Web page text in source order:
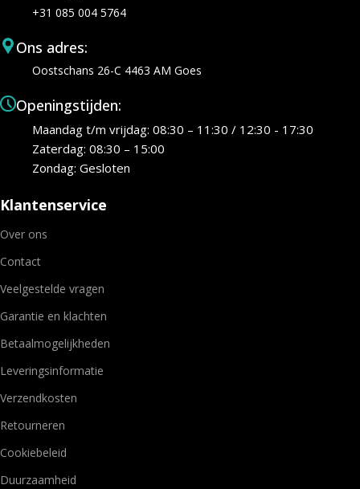
+31 085 004 5764
Ons adres:
Oostschans 26-C 4463 AM Goes
Openingstijden:
Maandag t/m vrijdag: 08:30 – 11:30 / 12:30 - 17:30
Zaterdag: 08:30 – 15:00
Zondag: Gesloten
Klantenservice
Over ons
Contact
Veelgestelde vragen
Garantie en klachten
Betaalmogelijkheden
Leveringsinformatie
Verzendkosten
Retourneren
Cookiebeleid
Duurzaamheid